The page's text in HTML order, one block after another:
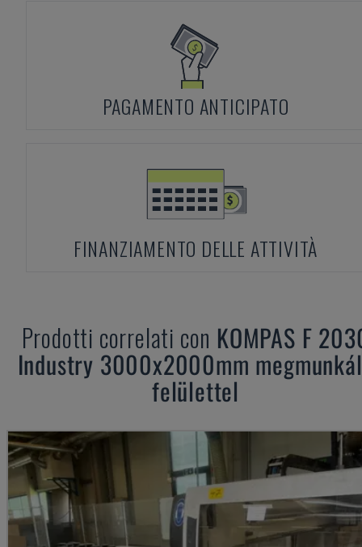
PAGAMENTO ANTICIPATO
FINANZIAMENTO DELLE ATTIVITÀ
Prodotti correlati con KOMPAS F
Industry 3000x2000mm
felülettel